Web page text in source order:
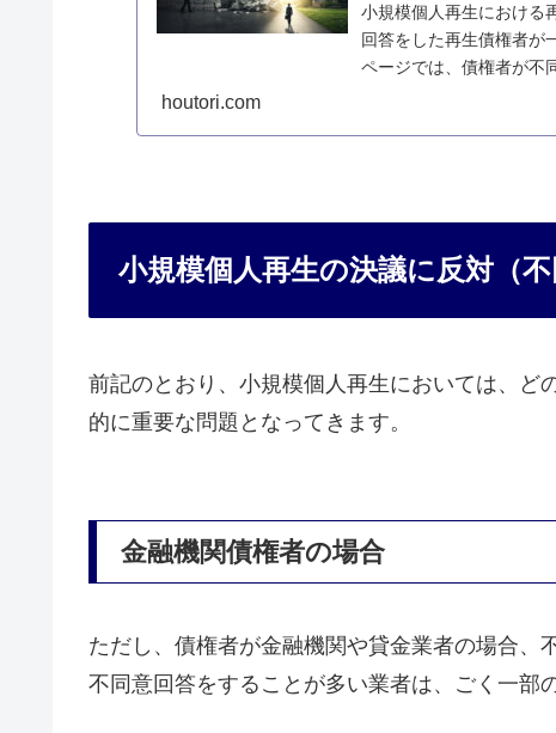
小規模個人再生における
回答をした再生債権者が
ページでは、債権者が不
houtori.com
小規模個人再生の決議に反対（
前記のとおり、小規模個人再生においては、ど
的に重要な問題となってきます。
金融機関債権者の場合
ただし、債権者が金融機関や貸金業者の場合、
不同意回答をすることが多い業者は、ごく一部